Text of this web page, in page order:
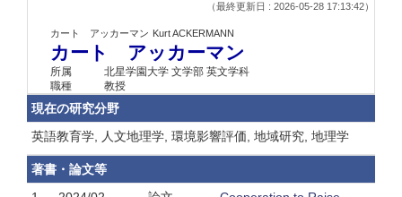
（最終更新日 : 2026-05-28 17:13:42）
カート アッカーマン Kurt ACKERMANN
カート アッカーマン
所属
北星学園大学 文学部 英文学科
職種
教授
現在の研究分野
英語教育学, 人文地理学, 環境影響評価, 地域研究, 地理学
著書・論文等